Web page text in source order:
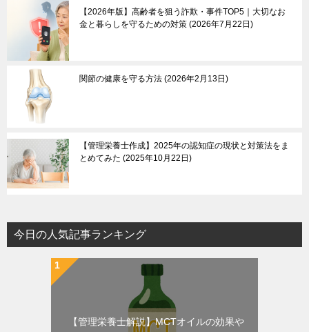
【2026年版】高齢者を狙う詐欺・事件TOP5｜大切なお
金と暮らしを守るための対策 2026年7月22日
関節の健康を守る方法 2026年2月13日
【管理栄養士作成】2025年の認知症の現状と対策法をま
とめてみた 2025年10月22日
今日の人気記事ランキング
【管理栄養士解説】MCTオイルの効果や